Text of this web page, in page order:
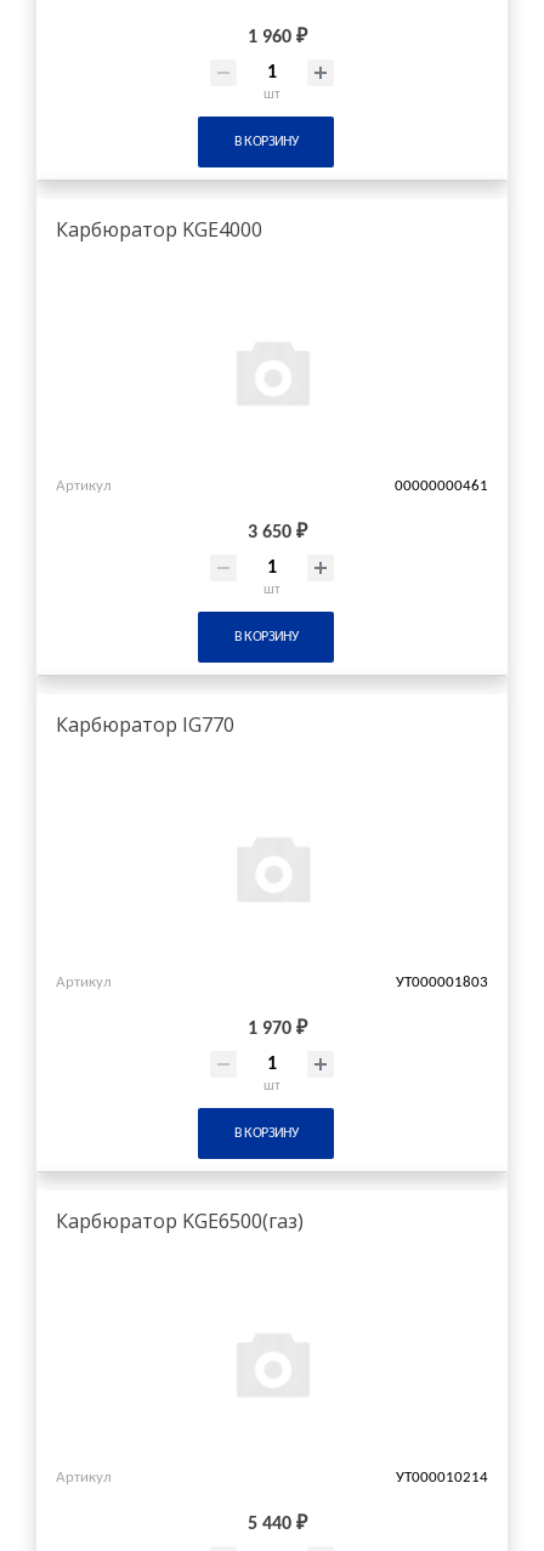
1 960 ₽
шт
В КОРЗИНУ
Карбюратор KGE4000
Артикул 00000000461
3 650 ₽
шт
В КОРЗИНУ
Карбюратор IG770
Артикул УТ000001803
1 970 ₽
шт
В КОРЗИНУ
Карбюратор KGE6500(газ)
Артикул УТ000010214
5 440 ₽